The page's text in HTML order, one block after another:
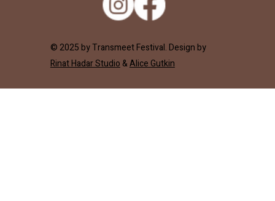
© 2025 by Transmeet Festival. Design by
Rinat Hadar Studio &Alice Gutkin